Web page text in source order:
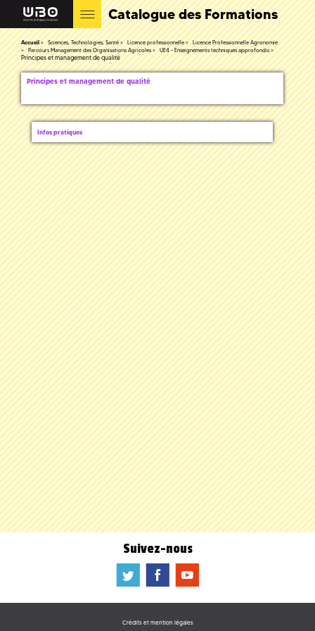
Catalogue des Formations
Accueil Sciences, Technologies, Santé Licence professionnelle
Licence Professionnelle Agronomie
Parcours Management des Organisations Agricoles
UE4 - Enseignements techniques approfondis
Principes et management de qualité
Principes et management de qualité
Infos pratiques
Suivez-nous
a b f
Crédits et mention légales